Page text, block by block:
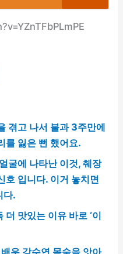
겪고 나서 불과 3주만에
를 잃은 뻔 했어요.
굴에 나타난 이것, 췌장
호 입니다. 이거 놓치면
다.
더 맛있는 이유 바로 ‘이
우 강수연 목숨을 앗아